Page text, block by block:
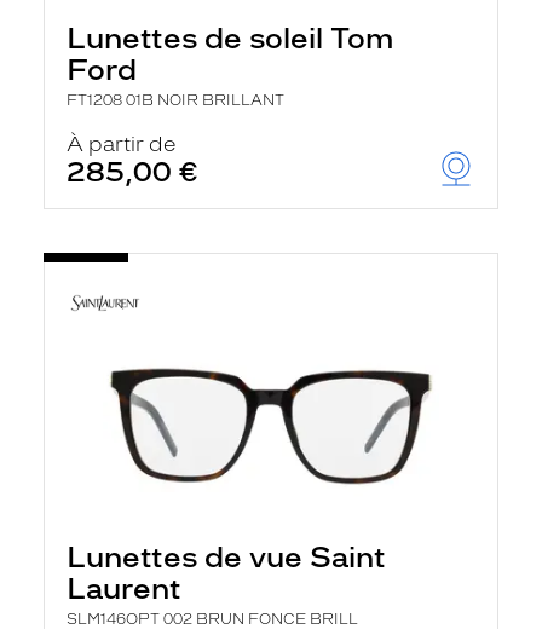
Lunettes de soleil Tom
Ford
FT1208 01B NOIR BRILLANT
À partir de
285,00 €
Lunettes de vue Saint
Laurent
SLM146OPT 002 BRUN FONCE BRILL